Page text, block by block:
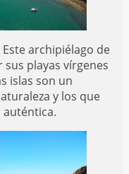
Este archipiélago de
sus playas vírgenes
islas son un
y los que
auténtica.